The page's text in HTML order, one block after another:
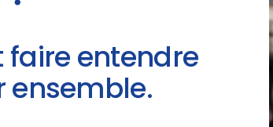
faire entendre
ensemble.